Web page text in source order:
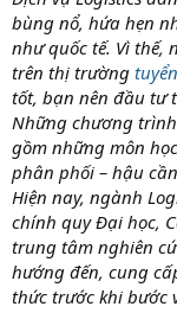
bùng nổ, hứa hẹn
như quốc tế. Vì thế,
trên thị trường
tốt, bạn nên đầu tư
Những chương
gồm những môn
phân phối – hậu
Hiện nay, ngành
chính quy Đại học,
trung tâm nghiên
hướng đến, cung
thức trước khi bước